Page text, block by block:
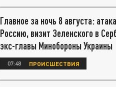
Главное за ночь 8 августа:
Россию, визит Зеленского в
экс-главы Минобороны Украины
07:48 ПРОИСШЕСТВИЯ